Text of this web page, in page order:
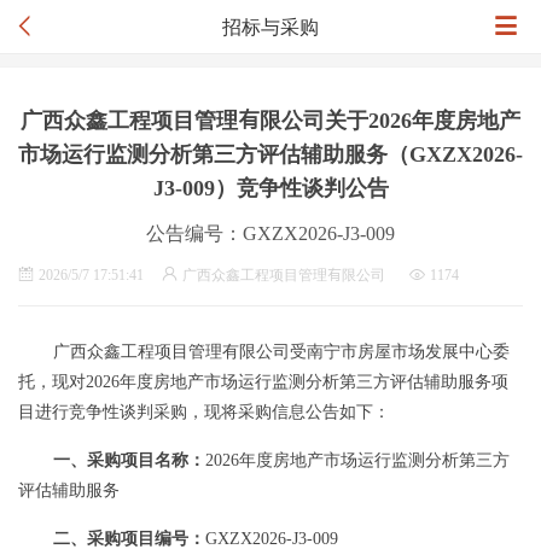
招标与采购
广西众鑫工程项目管理有限公司关于2026年度房地产
市场运行监测分析第三方评估辅助服务（GXZX2026-
J3-009）竞争性谈判公告
公告编号：GXZX2026-J3-009
2026/5/7 17:51:41 广西众鑫工程项目管理有限公司 1174
广西众鑫工程项目管理有限公司 受南宁市房屋市场发展中心委
托 ， 现对2026年度房地产市场运行监测分析第三方评估辅助服务项
目 进行竞争性谈判采购，现将采购信息公告如下：
一、采购项目名称： 2026年度房地产市场运行监测分析第三方
评估辅助服务
二、采购项目编号： GXZX2026-J3-009